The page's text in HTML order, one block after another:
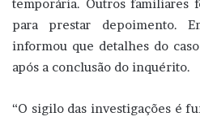
temporária. Outros familiares
para prestar depoimento.
informou que detalhes do
após a conclusão do inquérito.
“O sigilo das investigações é